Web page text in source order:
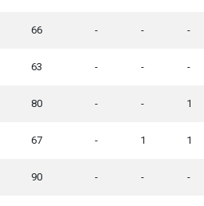
66 - - -
63 - - -
80 - - 1
67 - 1 1
90 - - -